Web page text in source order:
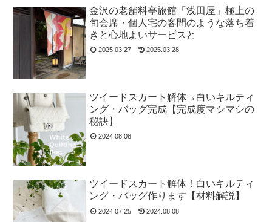
金沢の老舗料亭旅館「浅田屋」極上の
旬会席・個人宅の客間のような落ち着
きと心地よいサービスと
2025.03.27 2025.03.28
ツイードスカート解体→白いキルティ
ング・バッグ完成【完成度マシマシの
秘訣】
2024.08.08
ツイードスカート解体！白いキルティ
ング・バッグ作ります【材料解説】
2024.07.25 2024.08.08